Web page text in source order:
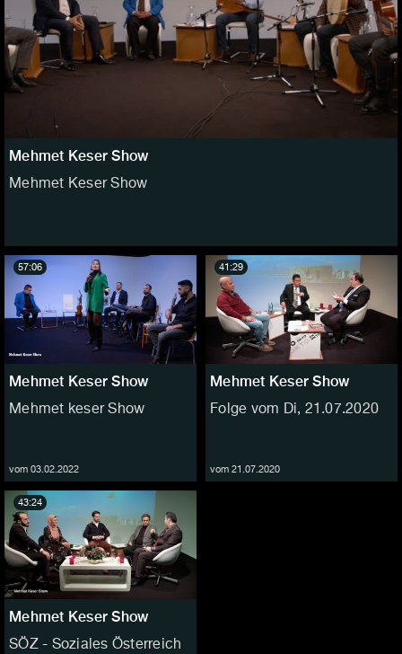
Mehmet Keser Show
Mehmet Keser Show
Mehmet Keser Show
Mehmet keser Show
vom 03.02.2022
57:06
Mehmet Keser Show
Folge vom Di, 21.07.2020
vom 21.07.2020
41:29
Mehmet Keser Show
SÖZ - Soziales Österreich
43:24